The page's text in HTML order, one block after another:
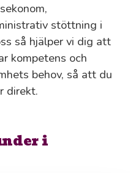
stöttning i
så hjälper vi dig att
kompetens och
behov, så att du
direkt.
i